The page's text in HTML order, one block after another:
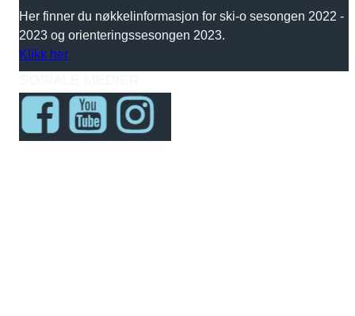
Her finner du nøkkelinformasjon for ski-o sesongen 2022 -
2023 og orienteringssesongen 2023.
Klikk her